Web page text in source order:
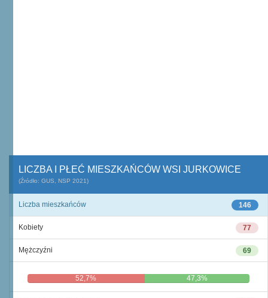
LICZBA I PŁEĆ MIESZKAŃCÓW WSI JURKOWICE
(Źródło: GUS, NSP 2021)
146
Liczba mieszkańców
77
Kobiety
69
Mężczyźni
52,7% 47,3%